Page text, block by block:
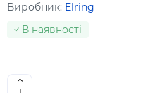
Виробник: Elring
В наявності